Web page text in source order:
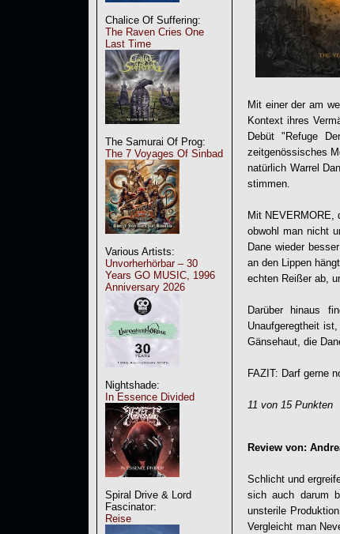
Chalice Of Suffering:
The Raven Cries One
Last Time
The Samurai Of Prog:
The 7 Voyages Of Sinbad
Various Artists:
Unvorherhörbar – 30
Years GO MUSIC, 1996
Anniversary 2026
Nightshade:
In Essence Divided
Spiral Drive & Lord
Fascinator:
Reise
Mit einer der am
Kontext ihres
Debüt "Refuge
zeitgenössisches
natürlich Warrel
stimmen.
Mit NEVERMORE,
obwohl man nicht
Dane wieder
an den Lippen
echten Reißer ab,
Darüber hinaus
Unaufgeregtheit
Gänsehaut, die
FAZIT: Darf gerne
11 von 15 Punkten
Review von:
Schlicht und
sich auch darum
unsterile
Vergleicht man